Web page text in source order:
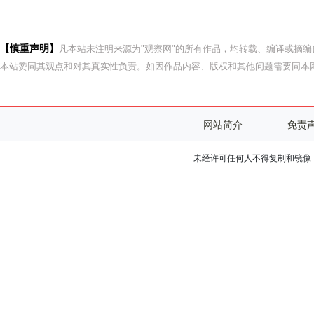
【慎重声明】
凡本站未注明来源为"观察网"的所有作品，均转载、编译或摘
本站赞同其观点和对其真实性负责。如因作品内容、版权和其他问题需要同本
网站简介 免责
未经许可任何人不得复制和镜